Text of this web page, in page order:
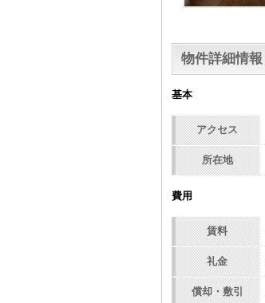
物件詳細情報
基本
アクセス
所在地
費用
賃料
礼金
償却・敷引